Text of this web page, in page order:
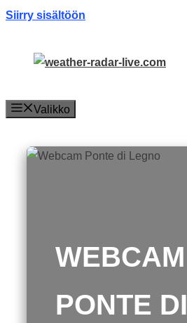
Siirry sisältöön
Valikko
WEBCAM
PONTE DI